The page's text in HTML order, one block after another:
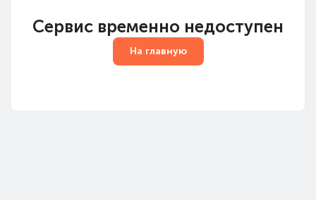
Сервис временно недоступен
На главную